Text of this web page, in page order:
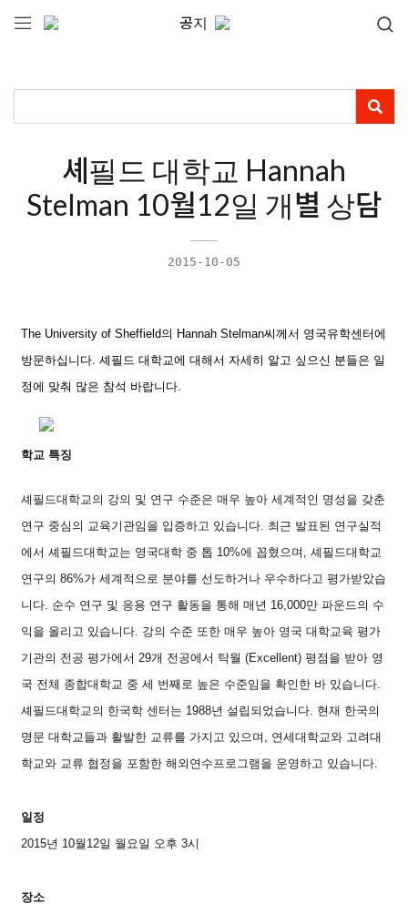
공지
셰필드 대학교 Hannah
Stelman 10월12일 개별 상담
2015-10-05
The University of Sheffield의 Hannah Stelman씨께서 영국유학센터에
방문하십니다. 셰필드 대학교에 대해서 자세히 알고 싶으신 분들은 일
정에 맞춰 많은 참석 바랍니다.
학교 특징
셰필드대학교의 강의 및 연구 수준은 매우 높아 세계적인 명성을 갖춘
연구 중심의 교육기관임을 입증하고 있습니다. 최근 발표된 연구실적
에서 셰필드대학교는 영국대학 중 톱 10%에 꼽혔으며, 셰필드대학교
연구의 86%가 세계적으로 분야를 선도하거나 우수하다고 평가받았습
니다. 순수 연구 및 응용 연구 활동을 통해 매년 16,000만 파운드의 수
익을 올리고 있습니다. 강의 수준 또한 매우 높아 영국 대학교육 평가
기관의 전공 평가에서 29개 전공에서 탁월 (Excellent) 평점을 받아 영
국 전체 종합대학교 중 세 번째로 높은 수준임을 확인한 바 있습니다.
셰필드대학교의 한국학 센터는 1988년 설립되었습니다. 현재 한국의
명문 대학교들과 활발한 교류를 가지고 있으며, 연세대학교와 고려대
학교와 교류 협정을 포함한 해외연수프로그램을 운영하고 있습니다.
일정
2015년 10월12일 월요일 오후 3시
장소